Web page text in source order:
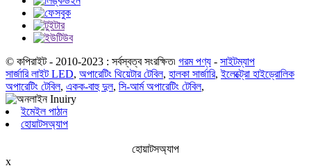
© কপিরাইট - 2010-2023 : সর্বস্বত্ব সংরক্ষিত৷ গরম পণ্য - সাইটম্যাপ
সার্জারি লাইট LED, অপারেটিং থিয়েটার টেবিল, হালকা সার্জারি,ইলেক্ট্রো হাইড্রোলিক
অপারেটিং টেবিল, একক-বাহু দুল, সি-আর্ম অপারেটিং টেবিল,
ইমেইল পাঠান
হোয়াটসঅ্যাপ
হোয়াটসঅ্যাপ
x